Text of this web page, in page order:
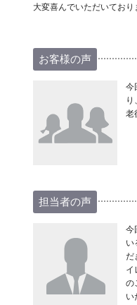
大変喜んでいただいており
お客様の声
今
り
老
担当者の声
今
い
だ
イ
の
い